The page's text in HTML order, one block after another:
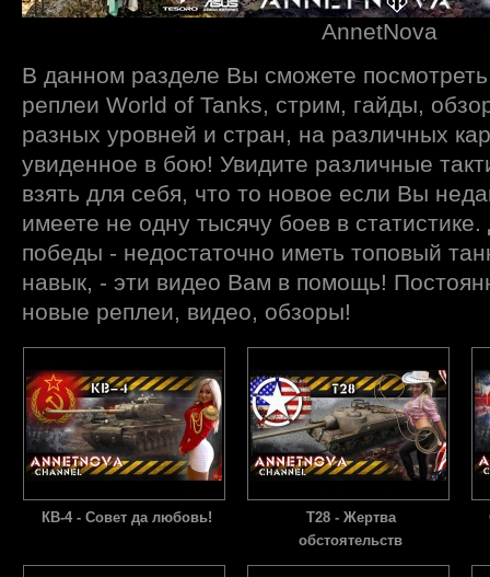
AnnetNova
В данном разделе Вы сможете
реплеи World of Tanks, стрим, гайды,
разных уровней и стран, на различных
увиденное в бою! Увидите различные
взять для себя, что то новое если Вы
имеете не одну тысячу боев в
победы - недостаточно иметь топовый
навык, - эти видео Вам в помощь!
новые реплеи, видео, обзоры!
КВ-4 - Совет да любовь!
T28 - Жертва
обстоятельств